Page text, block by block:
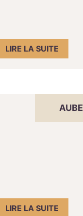
LIRE LA SUITE
AUBE
LIRE LA SUITE